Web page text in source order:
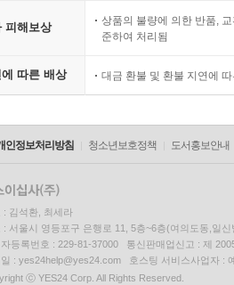
피해보상
상품의 불량에 의한 반품,
준하여 처리됨
따른 배상 대금 환불 및 환불 지연에
인정보처리방침 청소년보호정책 도서홍보안내
: 김석환, 최세라
: 서울시 영등포구 은행로 11, 5층~6층(여의도동,일신
자등록번호 : 229-81-37000 통신판매업신고 : 제
일 : yes24help@yes24.com 호스팅 서비스사업자 :
ⓒ YES24 Corp. All Rights Reserved.